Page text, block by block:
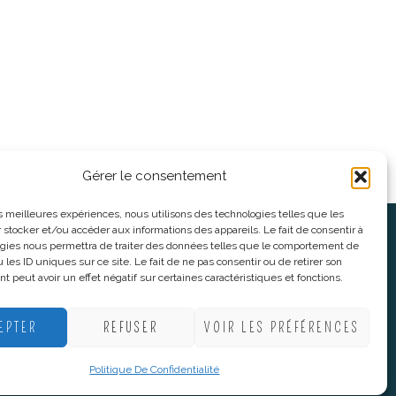
Gérer le consentement
meilleures expériences, nous utilisons des technologies telles que les
stocker et/ou accéder aux informations des appareils. Le fait de consentir à
nous permettra de traiter des données telles que le comportement de
les ID uniques sur ce site. Le fait de ne pas consentir ou de retirer son
peut avoir un effet négatif sur certaines caractéristiques et fonctions.
REFUSER VOIR LES PRÉFÉRENCES
Politique De Confidentialité
Informations légales
CGV
Politique De Confidentialité